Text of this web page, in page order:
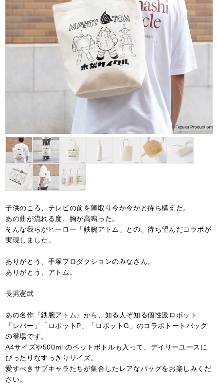
子供のころ、テレビの前を陣取り今か今かと待ち構えた。
あの曲が流れる度、胸が高鳴った。
そんな我らがヒーロー「鉄腕アトム」との、待ち望んだコラボが
実現しました。
ありがとう、手塚プロダクションのみなさん。
ありがとう、アトム。
長男憲武
あの名作『鉄腕アトム』から、知る人ぞ知る個性派ロボット
「レバー」「ロボットP」「ロボットG」のコラボトートバッグ
の登場です。
A4サイズや500ml のペットボトルも入って、デイリーユースに
ぴったりなすっきりサイズ。
愛すべきサブキャラたちが集合したレアなバッグをお楽しみくだ
さい。